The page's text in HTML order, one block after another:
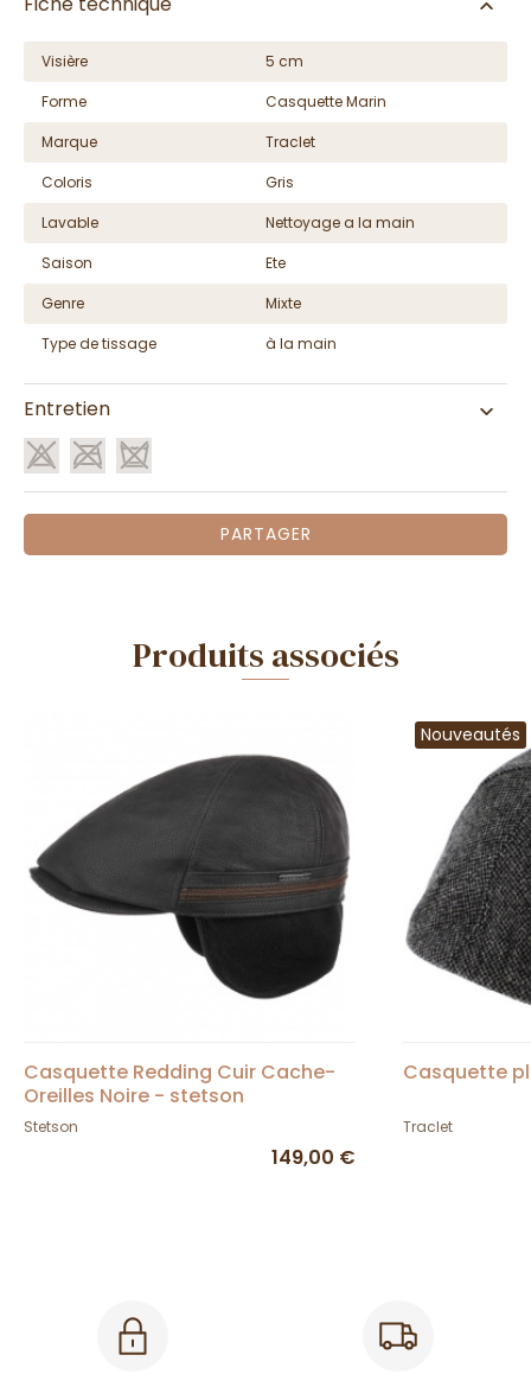
Visière
5 cm
Forme
Casquette Marin
Marque
Traclet
Coloris
Gris
Lavable
Nettoyage a la main
Saison
Ete
Genre
Mixte
Type de tissage
à la main
Entretien
PARTAGER
Produits associés
Casquette Redding Cuir Cache-
Oreilles Noire - stetson
Stetson
149,00 €
Nouveautés
Casquette
Traclet